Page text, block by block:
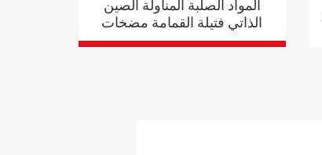
المواد الصلبة المناولة الصين
الذاتي فتيلة القمامة مضخات